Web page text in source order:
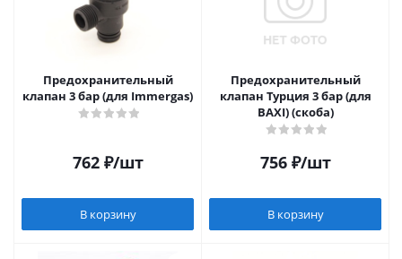
Предохранительный
клапан 3 бар (для Immergas)
762₽/шт
В корзину
Предохранительный
клапан Турция 3 бар (для
BAXI) (скоба)
756₽/шт
В корзину